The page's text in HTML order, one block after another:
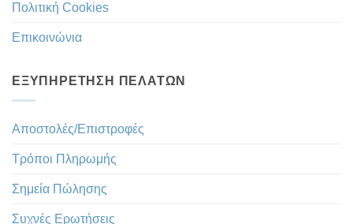
Πολιτική Cookies
Επικοινώνια
ΕΞΥΠΗΡΈΤΗΣΗ ΠΕΛΑΤΏΝ
Αποστολές/Επιστροφές
Τρόποι Πληρωμής
Σημεία Πώλησης
Συχνές Ερωτήσεις